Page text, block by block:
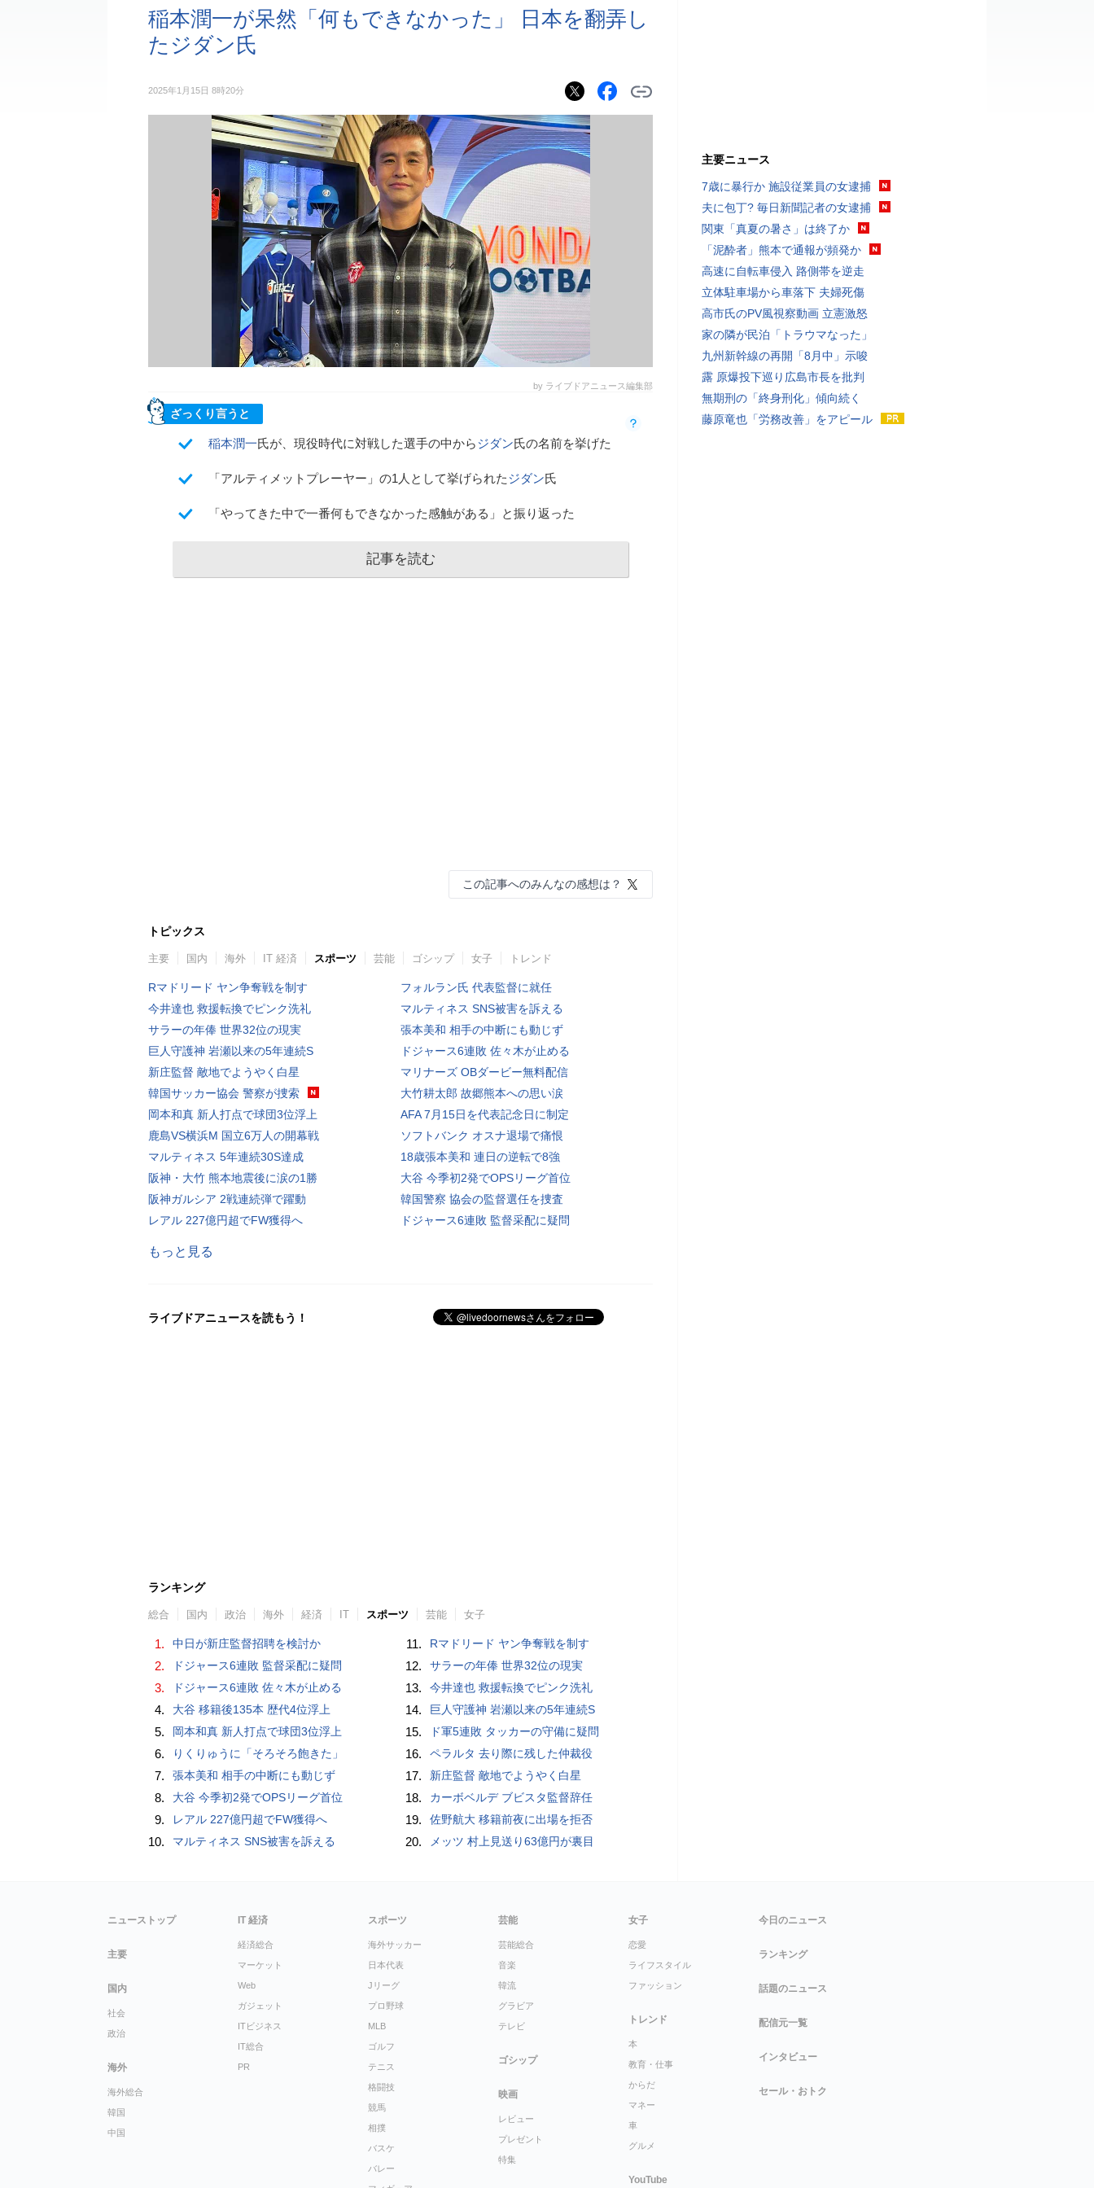
稲本潤一が呆然「何もできなかった」 日本を翻弄し
たジダン氏
2025年1月15日 8時20分
by ライブドアニュース編集部
ざっくり言うと
稲本潤一氏が、現役時代に対戦した選手の中からジダン氏の名前を挙げた
「アルティメットプレーヤー」の1人として挙げられたジダン氏
「やってきた中で一番何もできなかった感触がある」と振り返った
記事を読む
この記事へのみんなの感想は？
トピックス
主要 国内 海外 IT 経済 スポーツ 芸能 ゴシップ 女子 トレンド
Rマドリード ヤン争奪戦を制す
今井達也 救援転換でピンク洗礼
サラーの年俸 世界32位の現実
巨人守護神 岩瀬以来の5年連続S
新庄監督 敵地でようやく白星
韓国サッカー協会 警察が捜索
岡本和真 新人打点で球団3位浮上
鹿島VS横浜M 国立6万人の開幕戦
マルティネス 5年連続30S達成
阪神・大竹 熊本地震後に涙の1勝
阪神ガルシア 2戦連続弾で躍動
レアル 227億円超でFW獲得へ
フォルラン氏 代表監督に就任
マルティネス SNS被害を訴える
張本美和 相手の中断にも動じず
ドジャース6連敗 佐々木が止める
マリナーズ OBダービー無料配信
大竹耕太郎 故郷熊本への思い涙
AFA 7月15日を代表記念日に制定
ソフトバンク オスナ退場で痛恨
18歳張本美和 連日の逆転で8強
大谷 今季初2発でOPSリーグ首位
韓国警察 協会の監督選任を捜査
ドジャース6連敗 監督采配に疑問
もっと見る
ライブドアニュースを読もう！
ランキング
総合 国内 政治 海外 経済 IT スポーツ 芸能 女子
1. 中日が新庄監督招聘を検討か
2. ドジャース6連敗 監督采配に疑問
3. ドジャース6連敗 佐々木が止める
4. 大谷 移籍後135本 歴代4位浮上
5. 岡本和真 新人打点で球団3位浮上
6. りくりゅうに「そろそろ飽きた」
7. 張本美和 相手の中断にも動じず
8. 大谷 今季初2発でOPSリーグ首位
9. レアル 227億円超でFW獲得へ
10. マルティネス SNS被害を訴える
11. Rマドリード ヤン争奪戦を制す
12. サラーの年俸 世界32位の現実
13. 今井達也 救援転換でピンク洗礼
14. 巨人守護神 岩瀬以来の5年連続S
15. ド軍5連敗 タッカーの守備に疑問
16. ペラルタ 去り際に残した仲裁役
17. 新庄監督 敵地でようやく白星
18. カーボベルデ ブビスタ監督辞任
19. 佐野航大 移籍前夜に出場を拒否
20. メッツ 村上見送り63億円が裏目
主要ニュース
7歳に暴行か 施設従業員の女逮捕
夫に包丁? 毎日新聞記者の女逮捕
関東「真夏の暑さ」は終了か
「泥酔者」熊本で通報が頻発か
高速に自転車侵入 路側帯を逆走
立体駐車場から車落下 夫婦死傷
高市氏のPV風視察動画 立憲激怒
家の隣が民泊「トラウマなった」
九州新幹線の再開「8月中」示唆
露 原爆投下巡り広島市長を批判
無期刑の「終身刑化」傾向続く
藤原竜也「労務改善」をアピール
ニューストップ
主要
国内
社会
政治
海外
海外総合
韓国
中国
IT 経済
経済総合
マーケット
Web
ガジェット
ITビジネス
IT総合
PR
スポーツ
海外サッカー
日本代表
Jリーグ
プロ野球
MLB
ゴルフ
テニス
格闘技
競馬
相撲
バスケ
バレー
芸能
芸能総合
音楽
韓流
グラビア
テレビ
ゴシップ
映画
レビュー
プレゼント
特集
女子
恋愛
ライフスタイル
ファッション
トレンド
本
教育・仕事
からだ
マネー
車
グルメ
YouTube
今日のニュース
ランキング
話題のニュース
配信元一覧
インタビュー
セール・おトク